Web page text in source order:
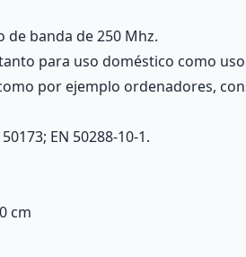
de banda de 250 Mhz.
para uso doméstico como
por ejemplo ordenadores,
EN 50288-10-1.
cm